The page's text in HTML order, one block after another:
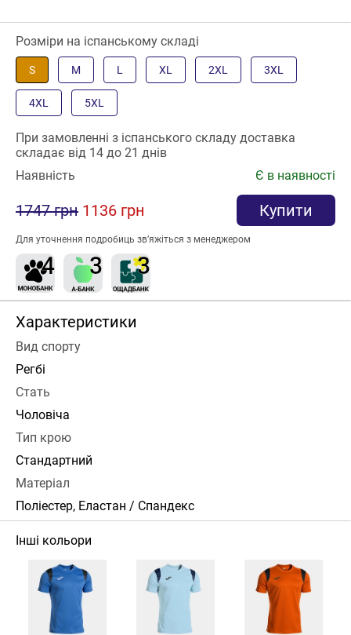
Розміри на іспанському складі
S M L XL 2XL 3XL
4XL 5XL
При замовленні з іспанського складу доставка
складає від 14 до 21 днів
Наявність
Є в наявності
1747 грн 1136 грн Купити
Для уточнення подробиць зв’яжіться з менеджером
Характеристики
Вид спорту
Регбі
Стать
Чоловіча
Тип крою
Стандартний
Матеріал
Поліестер, Еластан / Спандекс
Інші кольори